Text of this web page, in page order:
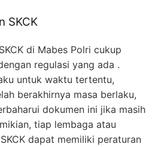
SKCK
di Mabes Polri cukup
regulasi yang ada .
untuk waktu tertentu,
berakhirnya masa berlaku,
dokumen ini jika masih
tiap lembaga atau
dapat memiliki peraturan